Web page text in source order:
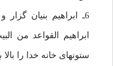
6ـ ابراهيم بنيان
ابراهيم القواعد من
ستونهاى خانه خدا را بالا